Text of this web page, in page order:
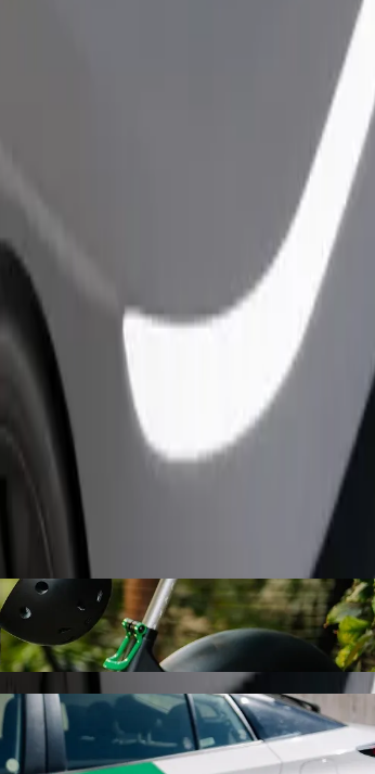
EUR. Uanset lejligheden finder vi det perfekte